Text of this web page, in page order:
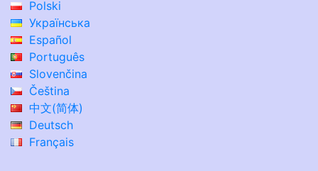
Polski
Українська
Español
Português
Slovenčina
Čeština
中文(简体)
Deutsch
Français